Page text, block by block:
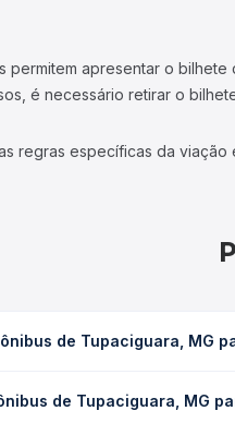
permitem apresentar o
é necessário retirar o
regras específicas da
de Tupaciguara, MG
Quero Passagem você
de Tupaciguara, MG